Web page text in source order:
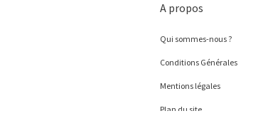
A propos
Qui sommes-nous ?
Conditions Générales
Mentions légales
Plan du site